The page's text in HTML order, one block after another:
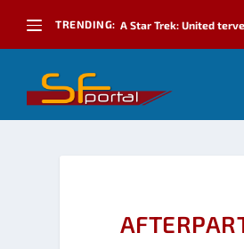
TRENDING: A Star Trek: United